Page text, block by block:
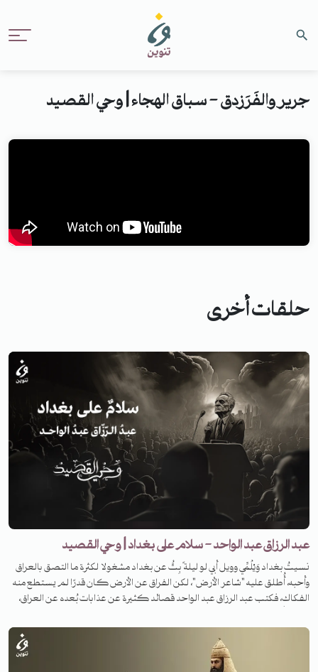
جرير والفَرَزدق - سباق الهجاء | وحي القصيد
حلقات أخرى
عبد الرزاق عبد الواحد - سلام على بغداد | وحي القصيد
نسيتُ بغداد وَيْلُمِّي وويل أبي لو ليلة ً بِتُّ عن بغداد مشغولا لكثرة ما التصق بالعراق
وأحبه، أُطلق عليه "شاعر الأرض"، لكن الفراق عن الأرض كان قدرًا لم يستطع منه
الفكاك، فكتب عبد الرزاق عبد الواحد قصائد كثيرة عن عذابات بُعده عن العراق،